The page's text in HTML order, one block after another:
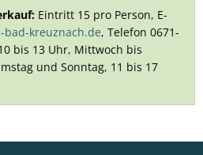
Eintritt 15 pro Person, E-
bad-kreuznach.de, Telefon 0671-
bis 13 Uhr, Mittwoch bis
und Sonntag, 11 bis 17